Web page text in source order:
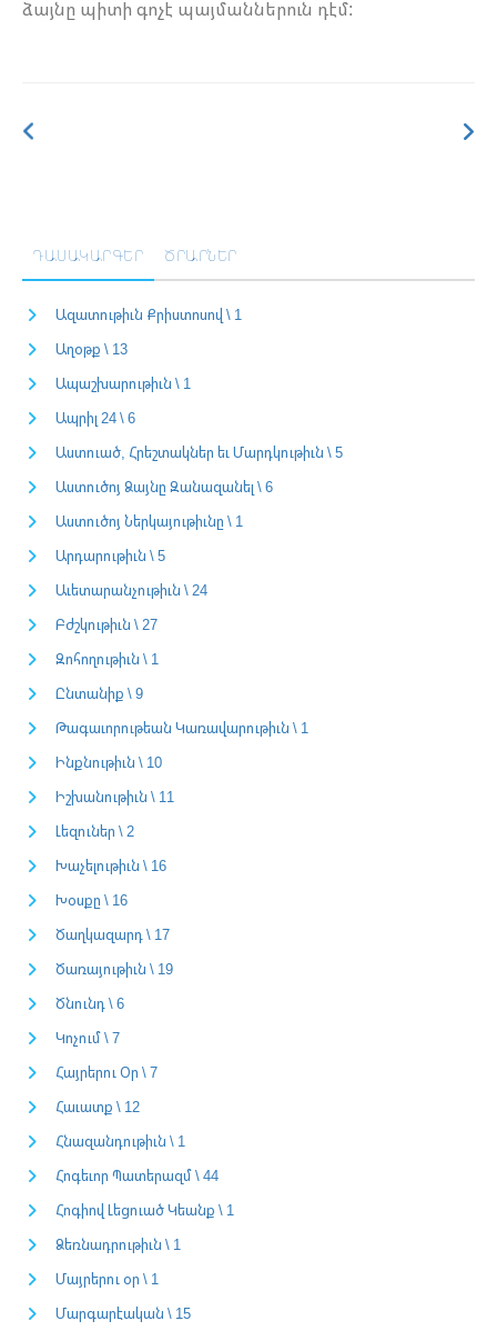
ձայնը պիտի գոչէ պայմաններուն դէմ:
ԴԱՍԱԿԱՐԳԵՐ ԾՐԱՐՆԵՐ
Ազատութիւն Քրիստոսով \ 1
Աղօթք \ 13
Ապաշխարութիւն \ 1
Ապրիլ 24 \ 6
Աստուած, Հրեշտակներ եւ Մարդկութիւն \ 5
Աստուծոյ Ձայնը Զանազանել \ 6
Աստուծոյ Ներկայութիւնը \ 1
Արդարութիւն \ 5
Աւետարանչութիւն \ 24
Բժշկութիւն \ 27
Զոհողութիւն \ 1
Ընտանիք \ 9
Թագաւորութեան Կառավարութիւն \ 1
Ինքնութիւն \ 10
Իշխանութիւն \ 11
Լեզուներ \ 2
Խաչելութիւն \ 16
Խօսքը \ 16
Ծաղկազարդ \ 17
Ծառայութիւն \ 19
Ծնունդ \ 6
Կոչում \ 7
Հայրերու Օր \ 7
Հաւատք \ 12
Հնազանդութիւն \ 1
Հոգեւոր Պատերազմ \ 44
Հոգիով Լեցուած Կեանք \ 1
Ձեռնադրութիւն \ 1
Մայրերու օր \ 1
Մարգարէական \ 15